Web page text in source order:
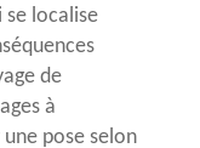
se localise
de
à
pose selon